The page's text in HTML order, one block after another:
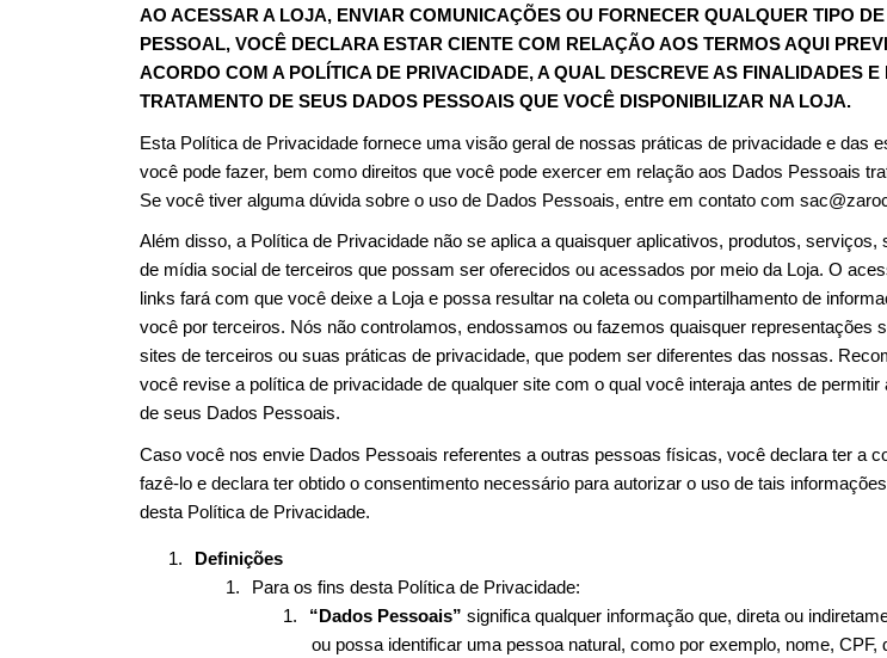
AO ACESSAR A LOJA, ENVIAR COMUNICAÇÕES OU FORNECER QUALQUER TIPO
PESSOAL, VOCÊ DECLARA ESTAR CIENTE COM RELAÇÃO AOS TERMOS AQUI
ACORDO COM A POLÍTICA DE PRIVACIDADE, A QUAL DESCREVE AS FINALIDADES E
TRATAMENTO DE SEUS DADOS PESSOAIS QUE VOCÊ DISPONIBILIZAR NA LOJA.
Esta Política de Privacidade fornece uma visão geral de nossas práticas de privacidade e das
você pode fazer, bem como direitos que você pode exercer em relação aos Dados Pessoais
Se você tiver alguma dúvida sobre o uso de Dados Pessoais, entre em contato com
Além disso, a Política de Privacidade não se aplica a quaisquer aplicativos, produtos, serviços,
de mídia social de terceiros que possam ser oferecidos ou acessados por meio da Loja. O
links fará com que você deixe a Loja e possa resultar na coleta ou compartilhamento de
você por terceiros. Nós não controlamos, endossamos ou fazemos quaisquer representações
sites de terceiros ou suas práticas de privacidade, que podem ser diferentes das nossas.
você revise a política de privacidade de qualquer site com o qual você interaja antes de permitir
de seus Dados Pessoais.
Caso você nos envie Dados Pessoais referentes a outras pessoas físicas, você declara ter a
fazê-lo e declara ter obtido o consentimento necessário para autorizar o uso de tais
desta Política de Privacidade.
1.
Definições
1.
Para os fins desta Política de Privacidade:
1.
“Dados Pessoais” significa qualquer informação que, direta ou
ou possa identificar uma pessoa natural, como por exemplo, nome, CPF,